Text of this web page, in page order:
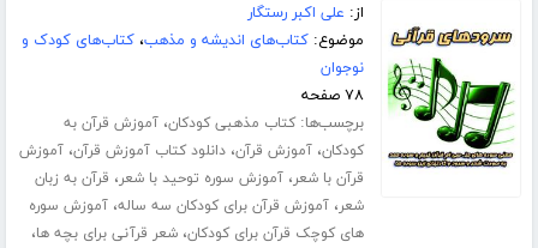
از: علی اکبر رستگار
موضوع:کتاب‌های اندیشه و مذهب،کتاب‌های کودک و
نوجوان
۷۸ صفحه
برچسب‌ها:کتاب مذهبی کودکان،آموزش قرآن به
کودکان،آموزش قرآن،دانلود کتاب آموزش قرآن،آموزش
قرآن با شعر،آموزش سوره توحید با شعر، قرآن به زبان
شعر،آموزش قرآن برای کودکان سه ساله،آموزش سوره
های کوچک قرآن برای کودکان،شعر قرآنی برای بچه ها،